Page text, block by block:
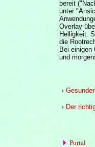
bereit
unter
Overlay
Helligkeit.
die
Bei
und
Der
Portal